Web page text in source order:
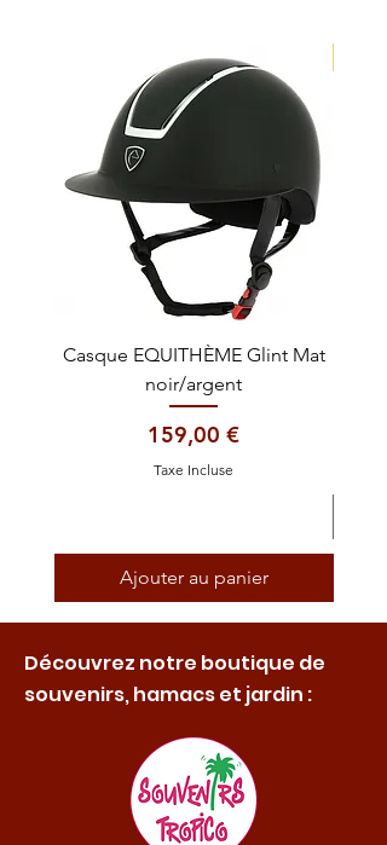
Casque EQUITHÈME Glint Mat
noir/argent
Prix
159,00 €
Taxe Incluse
Ajouter au panier
Découvrez notre boutique de
souvenirs, hamacs et jardin :